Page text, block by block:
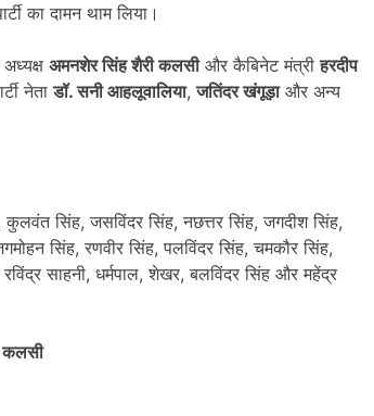
का दामन थाम लिया।
अमनशेर सिंह शैरी कलसीऔर कैबिनेट मंत्रीहरदीप
नेताडॉ. सनी आहलूवालिया,जतिंदर खंगूड़ाऔर अन्य
कुलवंत सिंह, जसविंदर सिंह, नछत्तर सिंह, जगदीश सिंह,
सिंह, रणवीर सिंह, पलविंदर सिंह, चमकौर सिंह,
साहनी, धर्मपाल, शेखर, बलविंदर सिंह और महेंद्र
कलसी